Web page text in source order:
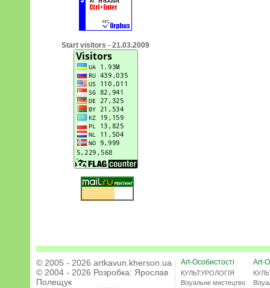
Start visitors - 21.03.2009
© 2005 - 2026 artkavun.kherson.ua
© 2004 - 2026 Розробка: Ярослав
Полещук
Art-Особистості
КУЛЬТУРОЛОГІЯ
Візуальне мистецтво
Art-